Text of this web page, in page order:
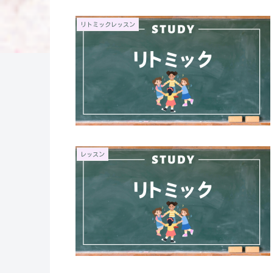
リトミックレッスン
レッスン